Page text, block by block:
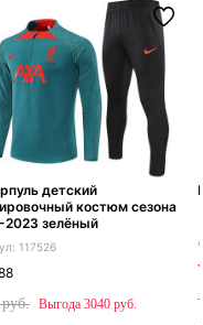
детский
костюм сезона
2023 зелёный
117526
3040